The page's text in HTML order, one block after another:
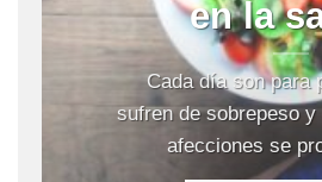
en la
Cada día son para
sufren de sobrepeso
afecciones se